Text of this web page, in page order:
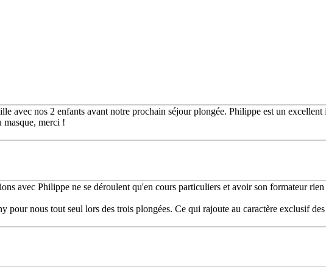
avec nos 2 enfants avant notre prochain séjour plongée. Philippe est un excellent
masque, merci !
avec Philippe ne se déroulent qu'en cours particuliers et avoir son formateur
pour nous tout seul lors des trois plongées. Ce qui rajoute au caractère exclusif